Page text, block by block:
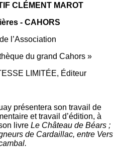
CLÉMENT MAROT
- CAHORS
l’Association
du grand Cahors »
LIMITÉE, Éditeur
présentera son travail de
et travail d’édition, à
livre Le Château de Béars ;
de Cardaillac, entre Vers